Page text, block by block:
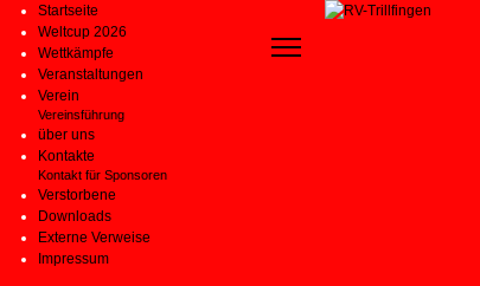
Startseite
Weltcup 2026
Wettkämpfe
Veranstaltungen
Verein
Vereinsführung
über uns
Kontakte
Kontakt für Sponsoren
Verstorbene
Downloads
Externe Verweise
Impressum